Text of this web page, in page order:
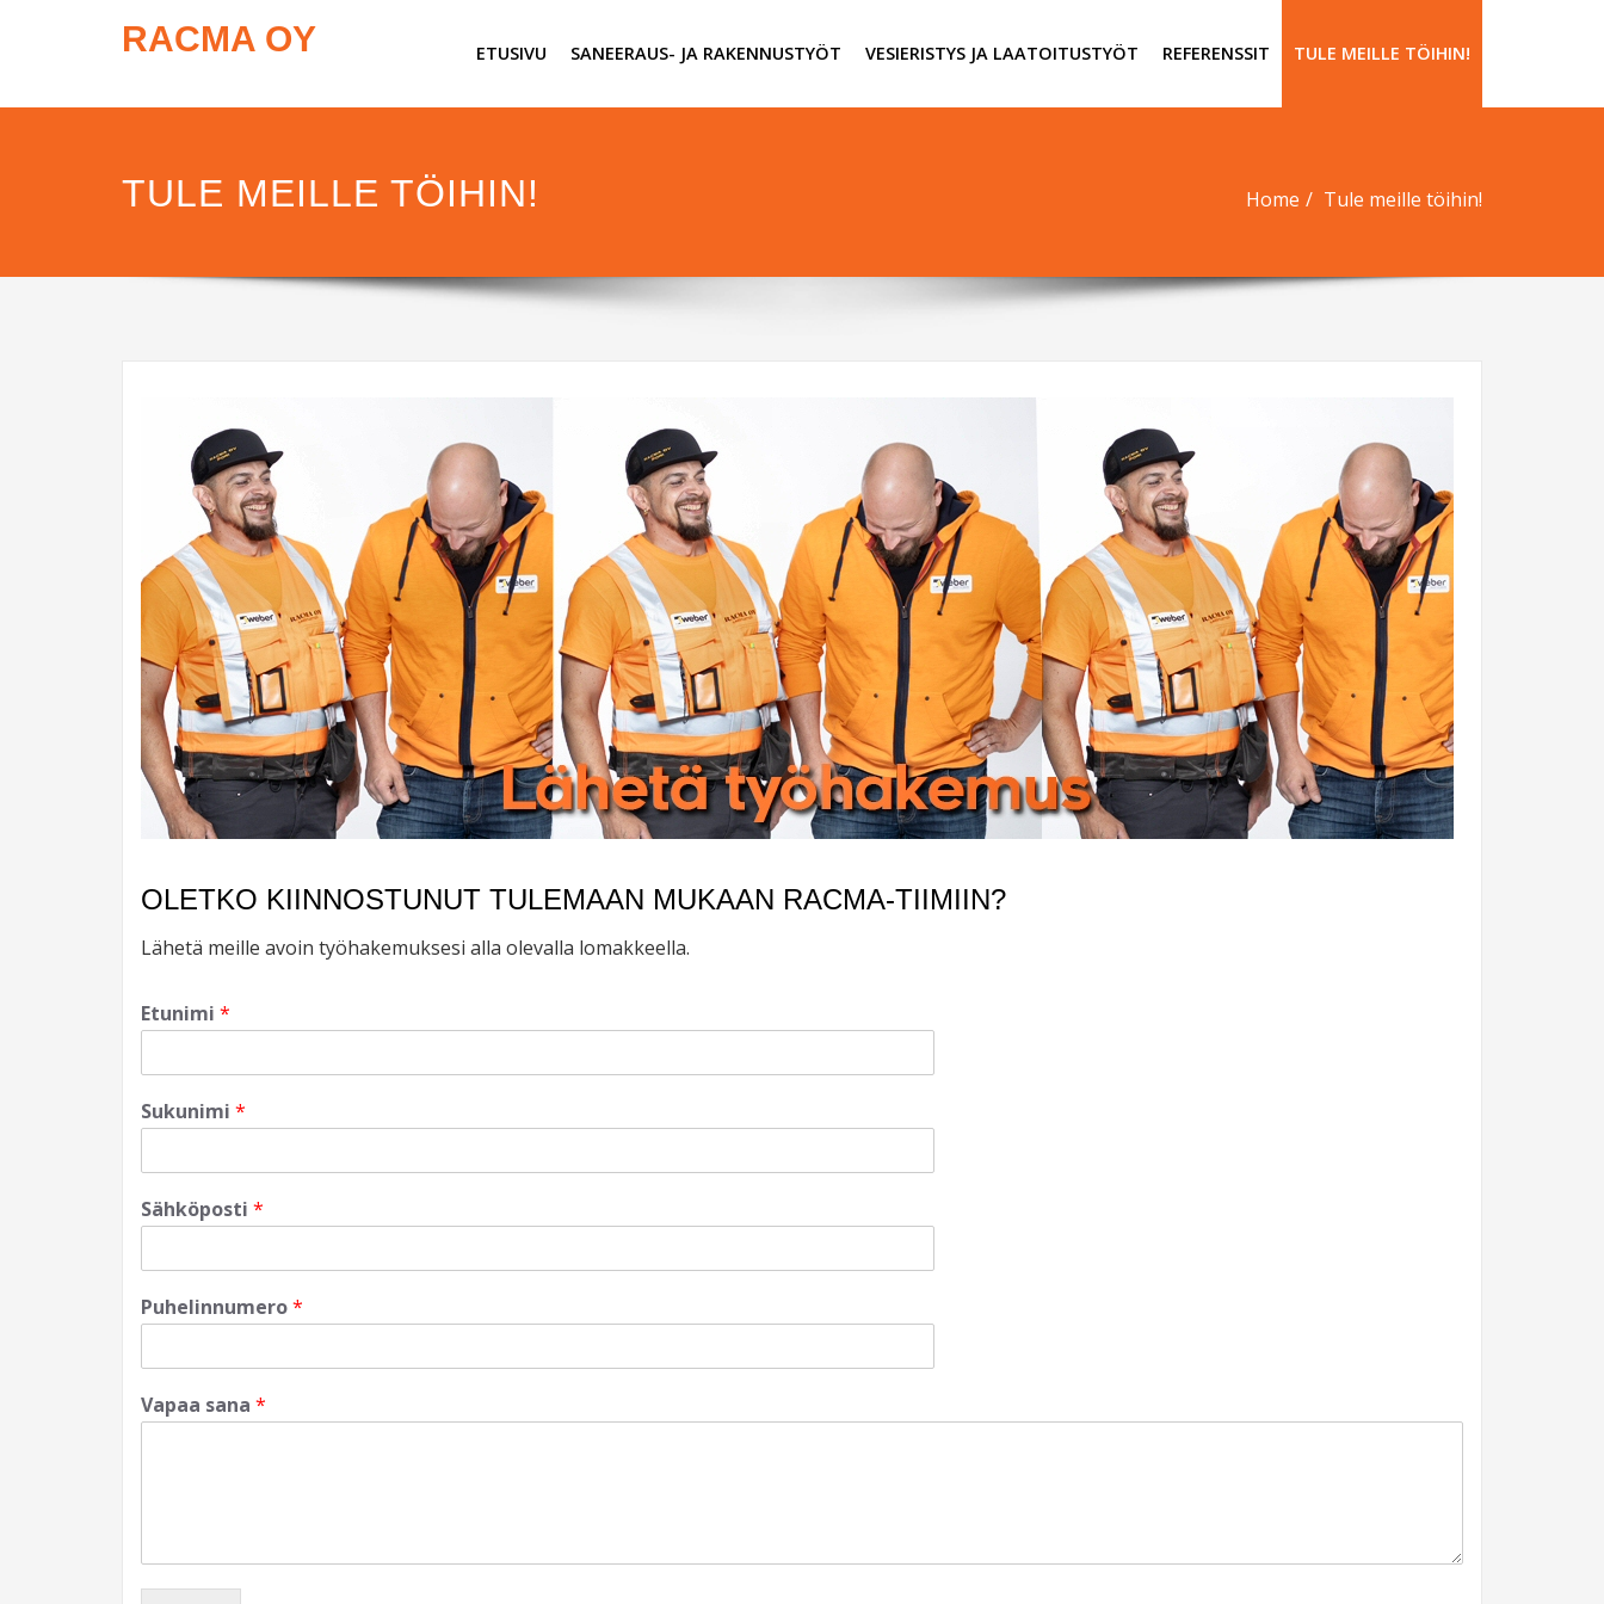
RACMA OY ETUSIVU SANEERAUS- JA RAKENNUSTYÖT VESIERISTYS JA LAATOITUSTYÖT REFERENSSIT TULE MEILLE TÖIHIN!
TULE MEILLE TÖIHIN! Home Tule meille töihin!
OLETKO KIINNOSTUNUT TULEMAAN MUKAAN RACMA-TIIMIIN?
Lähetä meille avoin työhakemuksesi alla olevalla lomakkeella.
Etunimi *
Sukunimi *
Sähköposti *
Puhelinnumero*
Vapaa sana *